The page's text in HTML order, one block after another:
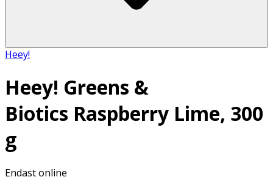
Heey!
Heey! Greens &
Biotics Raspberry Lime, 300
g
Endast online